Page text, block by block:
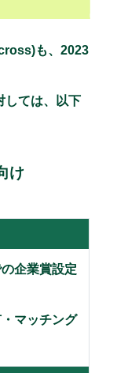
も、2023
しては、以下
け
企業賞設定
マッチング